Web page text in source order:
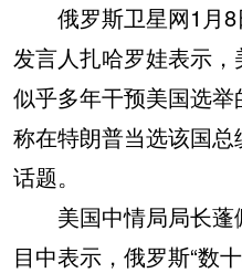
俄罗斯卫星网1月8
发言人扎哈罗娃表示
似乎多年干预美国选举
称在特朗普当选该国
话题。
美国中情局局长蓬
目中表示，俄罗斯“数